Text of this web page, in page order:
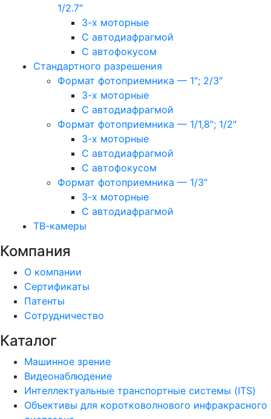
1/2.7″
3-х моторные
С автодиафрагмой
С автофокусом
Стандартного разрешения
Формат фотоприемника — 1″; 2/3″
3-х моторные
С автодиафрагмой
Формат фотоприемника — 1/1,8″; 1/2″
3-х моторные
С автодиафрагмой
С автофокусом
Формат фотоприемника — 1/3″
3-х моторные
С автодиафрагмой
ТВ-камеры
Компания
О компании
Сертификаты
Патенты
Сотрудничество
Каталог
Машинное зрение
Видеонаблюдение
Интеллектуальные транспортные системы (ITS)
Объективы для коротковолнового инфракрасного